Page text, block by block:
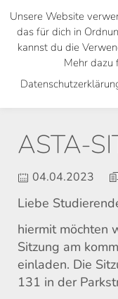
Skip
main
ASTA-
04.04.2023
Liebe
hiermit möchten
Sitzung am
einladen. Die
131 in der
Unsere Website
das für dich in
kannst du die
Mehr dazu